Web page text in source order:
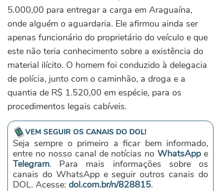
5.000,00 para entregar a carga em Araguaína,
onde alguém o aguardaria. Ele afirmou ainda ser
apenas funcionário do proprietário do veículo e que
este não teria conhecimento sobre a existência do
material ilícito. O homem foi conduzido à delegacia
de polícia, junto com o caminhão, a droga e a
quantia de R$ 1.520,00 em espécie, para os
procedimentos legais cabíveis.
VEM SEGUIR OS CANAIS DO DOL!
Seja sempre o primeiro a ficar bem informado,
entre no nosso canal de notícias noWhatsAppe
Telegram. Para mais informações sobre os
canais do WhatsApp e seguir outros canais do
DOL. Acesse: dol.com.br/n/828815.